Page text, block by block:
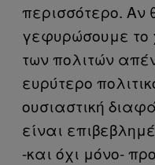
περισσότερο. Αν
γεφυρώσουμε το
των πολιτών
ευρύτερο
ουσιαστική
είναι
-και όχι μόνο-